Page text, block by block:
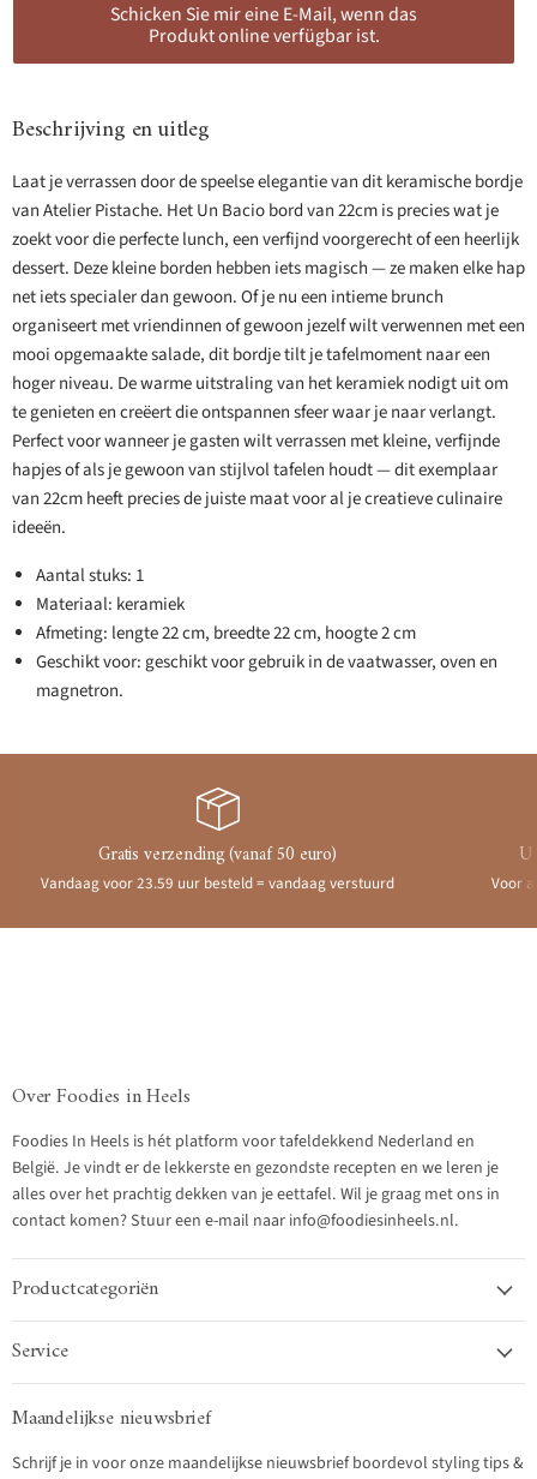
Schicken Sie mir eine E-Mail, wenn das
Produkt online verfügbar ist.
Beschrijving en uitleg
Laat je verrassen door de speelse elegantie van dit keramische bordje
van Atelier Pistache. Het Un Bacio bord van 22cm is precies wat je
zoekt voor die perfecte lunch, een verfijnd voorgerecht of een heerlijk
dessert. Deze kleine borden hebben iets magisch — ze maken elke hap
net iets specialer dan gewoon. Of je nu een intieme brunch
organiseert met vriendinnen of gewoon jezelf wilt verwennen met een
mooi opgemaakte salade, dit bordje tilt je tafelmoment naar een
hoger niveau. De warme uitstraling van het keramiek nodigt uit om
te genieten en creëert die ontspannen sfeer waar je naar verlangt.
Perfect voor wanneer je gasten wilt verrassen met kleine, verfijnde
hapjes of als je gewoon van stijlvol tafelen houdt — dit exemplaar
van 22cm heeft precies de juiste maat voor al je creatieve culinaire
ideeën.
Aantal stuks: 1
Materiaal: keramiek
Afmeting: lengte 22 cm, breedte 22 cm, hoogte 2 cm
Geschikt voor: geschikt voor gebruik in de vaatwasser, oven en
magnetron.
Gratis verzending (vanaf 50 euro)
Vandaag voor 23.59 uur besteld = vandaag verstuurd Voor
Over Foodies in Heels
Foodies In Heels is hét platform voor tafeldekkend Nederland en
België. Je vindt er de lekkerste en gezondste recepten en we leren je
alles over het prachtig dekken van je eettafel. Wil je graag met ons in
contact komen? Stuur een e-mail naar info@foodiesinheels.nl.
Productcategoriën
Service
Maandelijkse nieuwsbrief
Schrijf je in voor onze maandelijkse nieuwsbrief boordevol styling tips &